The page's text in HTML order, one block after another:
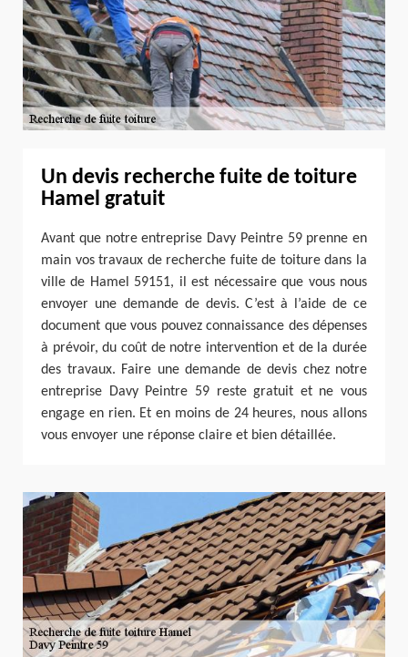
Un devis recherche fuite de toiture
Hamel gratuit
Avant que notre entreprise Davy Peintre 59 prenne en
main vos travaux de recherche fuite de toiture dans la
ville de Hamel 59151, il est nécessaire que vous nous
envoyer une demande de devis. C’est à l’aide de ce
document que vous pouvez connaissance des dépenses
à prévoir, du coût de notre intervention et de la durée
des travaux. Faire une demande de devis chez notre
entreprise Davy Peintre 59 reste gratuit et ne vous
engage en rien. Et en moins de 24 heures, nous allons
vous envoyer une réponse claire et bien détaillée.